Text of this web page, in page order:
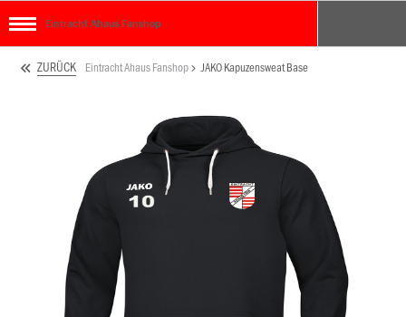
Eintracht Ahaus Fanshop
ZURÜCK Eintracht Ahaus Fanshop JAKO Kapuzensweat Base